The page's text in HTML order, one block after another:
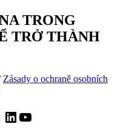
TRONG
TRỞ THÀNH
Zásady o ochraně osobních
LinkedIn
YouTube